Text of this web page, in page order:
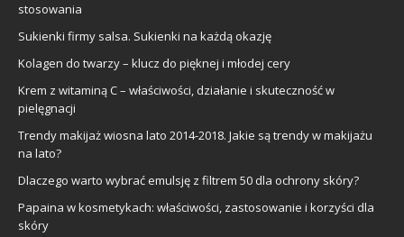
stosowania
Sukienki firmy salsa. Sukienki na każdą okazję
Kolagen do twarzy – klucz do pięknej i młodej cery
Krem z witaminą C – właściwości, działanie i skuteczność w
pielęgnacji
Trendy makijaż wiosna lato 2014-2018. Jakie są trendy w makijażu
na lato?
Dlaczego warto wybrać emulsję z filtrem 50 dla ochrony skóry?
Papaina w kosmetykach: właściwości, zastosowanie i korzyści dla
skóry